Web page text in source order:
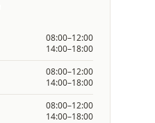
08:00–12:00
14:00–18:00
08:00–12:00
14:00–18:00
08:00–12:00
14:00–18:00